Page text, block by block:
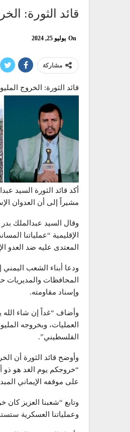
قائد الثورة:
On يوليو 25, 2024
مشاركة
قائد الثورة: الخروج
أكد قائد الثورة السيد
مشيراً إلى أن العدوان
وقال السيد عبدالملك
الإقليمية “عملياتنا
المعتدى عليه ضد العدو
ودعا أبناء الشعب
المحافظات والمديريات
وإسناد مقاومته.
وأضاف “غداً إن شاء الله
العمليات، وبخروجه
الفلسطيني”.
وأوضح قائد الثورة أن
“خروجكم يوم الغد هو ذو
على موقفه الإيماني
وعملياتنا العسكرية